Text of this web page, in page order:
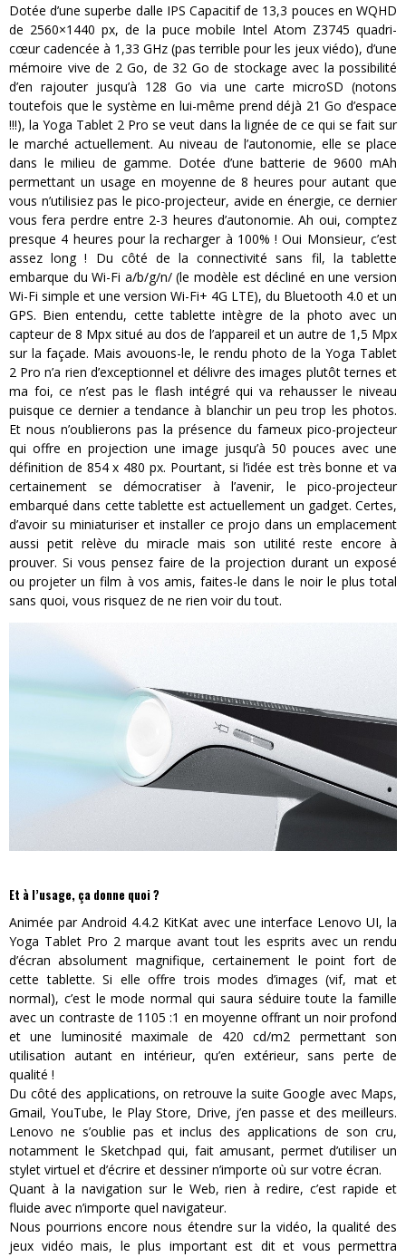
Dotée d’une superbe dalle IPS Capacitif de 13,3 pouces en WQHD
de 2560×1440 px, de la puce mobile Intel Atom Z3745 quadri-
cœur cadencée à 1,33 GHz (pas terrible pour les jeux viédo), d’une
mémoire vive de 2 Go, de 32 Go de stockage avec la possibilité
d’en rajouter jusqu’à 128 Go via une carte microSD (notons
toutefois que le système en lui-même prend déjà 21 Go d’espace
!!!), la Yoga Tablet 2 Pro se veut dans la lignée de ce qui se fait sur
le marché actuellement. Au niveau de l’autonomie, elle se place
dans le milieu de gamme. Dotée d’une batterie de 9600 mAh
permettant un usage en moyenne de 8 heures pour autant que
vous n’utilisiez pas le pico-projecteur, avide en énergie, ce dernier
vous fera perdre entre 2-3 heures d’autonomie. Ah oui, comptez
presque 4 heures pour la recharger à 100% ! Oui Monsieur, c’est
assez long ! Du côté de la connectivité sans fil, la tablette
embarque du Wi-Fi a/b/g/n/ (le modèle est décliné en une version
Wi-Fi simple et une version Wi-Fi+ 4G LTE), du Bluetooth 4.0 et un
GPS. Bien entendu, cette tablette intègre de la photo avec un
capteur de 8 Mpx situé au dos de l’appareil et un autre de 1,5 Mpx
sur la façade. Mais avouons-le, le rendu photo de la Yoga Tablet
2 Pro n’a rien d’exceptionnel et délivre des images plutôt ternes et
ma foi, ce n’est pas le flash intégré qui va rehausser le niveau
puisque ce dernier a tendance à blanchir un peu trop les photos.
Et nous n’oublierons pas la présence du fameux pico-projecteur
qui offre en projection une image jusqu’à 50 pouces avec une
définition de 854 x 480 px. Pourtant, si l’idée est très bonne et va
certainement se démocratiser à l’avenir, le pico-projecteur
embarqué dans cette tablette est actuellement un gadget. Certes,
d’avoir su miniaturiser et installer ce projo dans un emplacement
aussi petit relève du miracle mais son utilité reste encore à
prouver. Si vous pensez faire de la projection durant un exposé
ou projeter un film à vos amis, faites-le dans le noir le plus total
sans quoi, vous risquez de ne rien voir du tout.
Et à l’usage, ça donne quoi ?
Animée par Android 4.4.2 KitKat avec une interface Lenovo UI, la
Yoga Tablet Pro 2 marque avant tout les esprits avec un rendu
d’écran absolument magnifique, certainement le point fort de
cette tablette. Si elle offre trois modes d’images (vif, mat et
normal), c’est le mode normal qui saura séduire toute la famille
avec un contraste de 1105 :1 en moyenne offrant un noir profond
et une luminosité maximale de 420 cd/m2 permettant son
utilisation autant en intérieur, qu’en extérieur, sans perte de
qualité !
Du côté des applications, on retrouve la suite Google avec Maps,
Gmail, YouTube, le Play Store, Drive, j’en passe et des meilleurs.
Lenovo ne s’oublie pas et inclus des applications de son cru,
notamment le Sketchpad qui, fait amusant, permet d’utiliser un
stylet virtuel et d’écrire et dessiner n’importe où sur votre écran.
Quant à la navigation sur le Web, rien à redire, c’est rapide et
fluide avec n’importe quel navigateur.
Nous pourrions encore nous étendre sur la vidéo, la qualité des
jeux vidéo mais, le plus important est dit et vous permettra